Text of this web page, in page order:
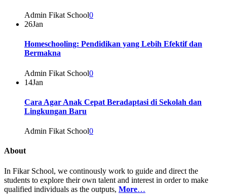
Admin Fikat School0
26Jan
Homeschooling: Pendidikan yang Lebih Efektif dan
Bermakna
Admin Fikat School0
14Jan
Cara Agar Anak Cepat Beradaptasi di Sekolah dan
Lingkungan Baru
Admin Fikat School0
About
In Fikar School, we continously work to guide and direct the
students to explore their own talent and interest in order to make
qualified individuals as the outputs, More…